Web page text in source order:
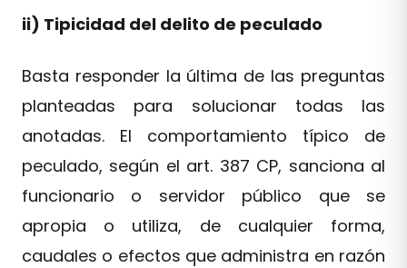
ii) Tipicidad del delito de peculado
Basta responder la última de las preguntas
planteadas para solucionar todas las
anotadas. El comportamiento típico de
peculado, según el art. 387 CP, sanciona al
funcionario o servidor público que se
apropia o utiliza, de cualquier forma,
caudales o efectos que administra en razón